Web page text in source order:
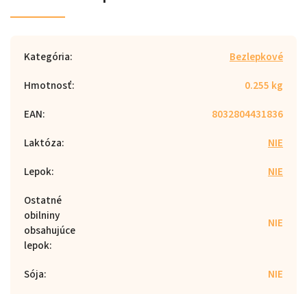
Kategória:
Bezlepkové
Hmotnosť:
0.255 kg
EAN:
8032804431836
Laktóza:
NIE
Lepok:
NIE
Ostatné
obilniny
obsahujúce
lepok:
NIE
Sója:
NIE